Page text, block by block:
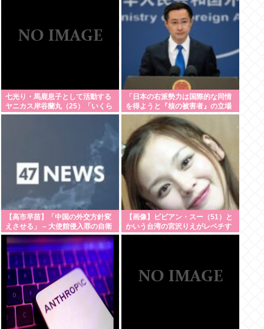
七光り・馬鹿息子として活動する
ヤニカス岸谷蘭丸（25）「いくら
税金を我々が払ってるんだと」
「日本の右派勢力は国際的な同情
を得ようと『核の被害者』の立場
を政治利用している」 中国・林剣
副報道局長
【高市早苗】「中国の外交方針変
えさせる」 – 大使館侵入罪の自衛
官
【画像】ビビアン・スー（51）と
かいう台湾の宮沢りえがレベチす
ぎる